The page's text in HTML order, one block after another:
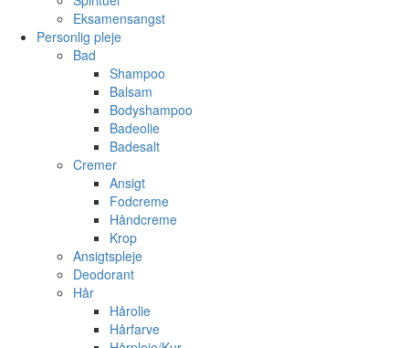
Eksamensangst
Personlig pleje
Bad
Shampoo
Balsam
Bodyshampoo
Badeolie
Badesalt
Cremer
Ansigt
Fodcreme
Håndcreme
Krop
Ansigtspleje
Deodorant
Hår
Hårolie
Hårfarve